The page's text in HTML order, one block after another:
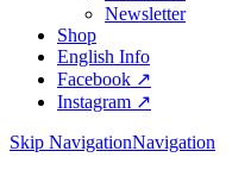
Newsletter
Shop
English Info
Facebook ↗︎
Instagram ↗︎
Skip NavigationNavigation